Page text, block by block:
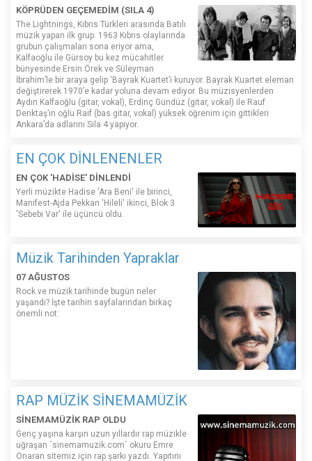
KÖPRÜDEN GEÇEMEDİM (SILA 4)
The Lightnings, Kıbrıs Türkleri arasında Batılı
müzik yapan ilk grup. 1963 Kıbrıs olaylarında
grubun çalışmaları sona eriyor ama,
Kalfaoğlu ile Gürsoy bu kez mücahitler
bünyesinde Ersin Örek ve Süleyman
İbrahim’le bir araya gelip ‘Bayrak Kuartet’i kuruyor. Bayrak Kuartet eleman
değiştirerek 1970’e kadar yoluna devam ediyor. Bu müzisyenlerden
Aydın Kalfaoğlu (gitar, vokal), Erdinç Gündüz (gitar, vokal) ile Rauf
Denktaş’ın oğlu Raif (bas gitar, vokal) yüksek öğrenim için gittikleri
Ankara’da adlarını Sıla 4 yapıyor.
EN ÇOK DİNLENENLER
EN ÇOK 'HADİSE' DİNLENDİ
Yerli müzikte Hadise 'Ara Beni' ile birinci,
Manifest-Ajda Pekkan 'Hileli' ikinci, Blok 3
'Sebebi Var' ile üçüncü oldu.
Müzik Tarihinden Yapraklar
07 AĞUSTOS
Rock ve müzik tarihinde bugün neler
yaşandı? İşte tarihin sayfalarından birkaç
önemli not:
RAP MÜZİK SİNEMAMÜZİK
SİNEMAMÜZİK RAP OLDU
Genç yaşına karşın uzun yıllardır rap müzikle
uğraşan ´sinemamuzik.com´ okuru Emre
Onaran sitemiz için rap şarkı yazdı. Yapıtını